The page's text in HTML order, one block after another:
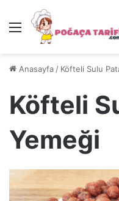
Menü
Anasayfa / Köfteli Sulu
Köfteli
Yemeği